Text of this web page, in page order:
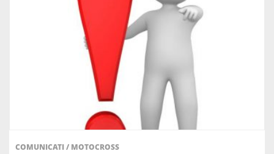
COMUNICATI/ MOTOCROSS